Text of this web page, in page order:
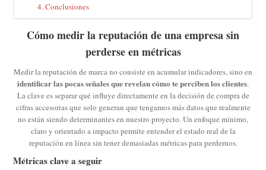
Conclusiones
Cómo medir la reputación de una empresa sin
perderse en métricas
Medir la reputación de marca no consiste en acumular indicadores, sino en
identificar las pocas señales que revelan cómo te perciben los clientes.
La clave es separar qué influye directamente en la decisión de compra de
cifras accesorias que solo generan que tengamos más datos que realmente
no están siendo determinantes en nuestro proyecto. Un enfoque mínimo,
claro y orientado a impacto permite entender el estado real de la
reputación en línea sin tener demasiadas métricas para perdernos.
Métricas clave a seguir